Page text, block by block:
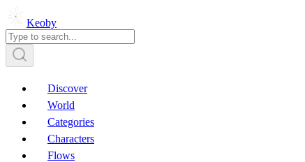
Keoby
Discover
World
Categories
Characters
Flows